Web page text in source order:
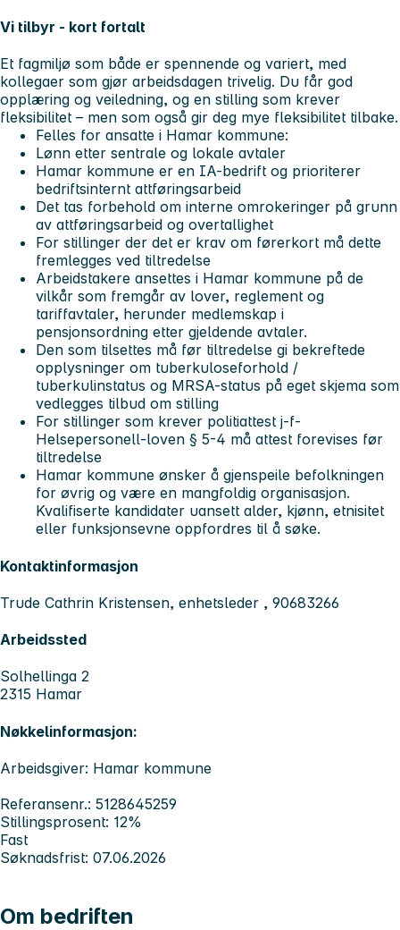
Vi tilbyr - kort fortalt
Et fagmiljø som både er spennende og variert, med
kollegaer som gjør arbeidsdagen trivelig. Du får god
opplæring og veiledning, og en stilling som krever
fleksibilitet – men som også gir deg mye fleksibilitet tilbake.
Felles for ansatte i Hamar kommune:
Lønn etter sentrale og lokale avtaler
Hamar kommune er en IA-bedrift og prioriterer
bedriftsinternt attføringsarbeid
Det tas forbehold om interne omrokeringer på grunn
av attføringsarbeid og overtallighet
For stillinger der det er krav om førerkort må dette
fremlegges ved tiltredelse
Arbeidstakere ansettes i Hamar kommune på de
vilkår som fremgår av lover, reglement og
tariffavtaler, herunder medlemskap i
pensjonsordning etter gjeldende avtaler.
Den som tilsettes må før tiltredelse gi bekreftede
opplysninger om tuberkuloseforhold /
tuberkulinstatus og MRSA-status på eget skjema som
vedlegges tilbud om stilling
For stillinger som krever politiattest j-f-
Helsepersonell-loven § 5-4 må attest forevises før
tiltredelse
Hamar kommune ønsker å gjenspeile befolkningen
for øvrig og være en mangfoldig organisasjon.
Kvalifiserte kandidater uansett alder, kjønn, etnisitet
eller funksjonsevne oppfordres til å søke.
Kontaktinformasjon
Trude Cathrin Kristensen, enhetsleder , 90683266
Arbeidssted
Solhellinga 2
2315 Hamar
Nøkkelinformasjon:
Arbeidsgiver: Hamar kommune
Referansenr.: 5128645259
Stillingsprosent: 12%
Fast
Søknadsfrist: 07.06.2026
Om bedriften